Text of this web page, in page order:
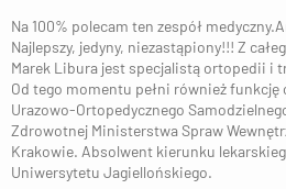
Na 100% polecam ten zespół
Najlepszy, jedyny, niezastąpiony!!! Z
Marek Libura jest specjalistą ortopedii i
Od tego momentu pełni również funkcję
Urazowo-Ortopedycznego
Zdrowotnej Ministerstwa Spraw
Krakowie. Absolwent kierunku
Uniwersytetu Jagiellońskiego.